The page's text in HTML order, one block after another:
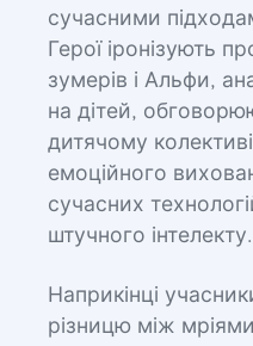
сучасними
Герої іронізують
зумерів і Альфи,
на дітей,
дитячому
емоційного
сучасних
штучного інтелекту.
Наприкінці
різницю між